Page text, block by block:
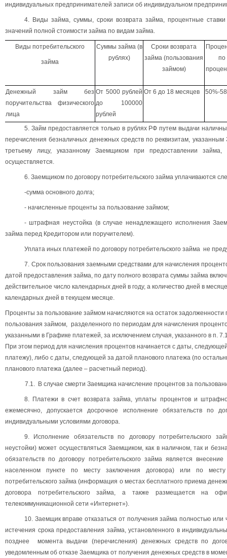
индивидуальных предпринимателей записи об индивидуальном
4. Виды займа, суммы, сроки возврата займа, процентные
значений полной стоимости займа по видам займа.
Виды потребительского
займа
Суммы займа (в
рублях)
Сроки возврата
займа (пользования
займом)
по
Денежный займ без
поручительства физического
лица
От 5000 рублей
до 100000
рублей
От 6 до 18 месяцев 50%-
5. Займ предоставляется только в рублях РФ путем выдачи
перечисления безналичных денежных средств по реквизитам,
третьему лицу, указанному Заемщиком при предоставлении
осуществляется.
6. Заемщиком по договору потребительского займа уплачиваются
-сумма основного долга;
- начисленные проценты за пользование займом;
- штрафная неустойка (в случае ненадлежащего исполнения
займа перед Кредитором или поручителем).
Уплата иных платежей по договору потребительского займа не
7. Срок пользования заемными средствами для начисления
датой предоставления займа, по дату полного возврата суммы займа
действительное число календарных дней в году, а количество дней в
календарных дней в текущем месяце.
Проценты за пользование займом начисляются на остаток задолженности
пользования займом, разделенного по периодам для начисления
указанными в Графике платежей, за исключением случая, указанного в п.
При этом период для начисления процентов начинается с даты,
платежу), либо с даты, следующей за датой планового платежа (по
планового платежа (далее – расчетный период).
7.1. В случае смерти Заемщика начисление процентов за
8. Платежи в счет возврата займа, уплаты процентов и
ежемесячно, допускается досрочное исполнение обязательств по
индивидуальными условиями договора.
9. Исполнение обязательств по договору потребительского
неустойки) может осуществляться Заемщиком, как в наличном, так и
обязательств по договору потребительского займа является
населенном пункте по месту заключения договора) или по
потребительского займа (информация о местах бесплатного приема
договора потребительского займа, а также размещается на
телекоммуникационной сети «Интернет»).
10. Заемщик вправе отказаться от получения займа полностью
истечения срока предоставления займа, установленного в
позднее момента выдачи (перечисления) денежных средств по
уведомленным об отказе Заемщика от получения денежных средств в